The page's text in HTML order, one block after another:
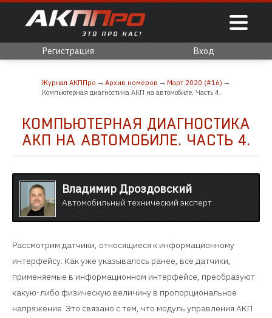
Регистрация Вход
Журнал АКППро Архив номеров
Март 2020 (#16)
Компьютерная диагностика АКП на автомобиле. Часть 4.
КОМПЬЮТЕРНАЯ ДИАГНОСТИКА
АКП НА АВТОМОБИЛЕ. ЧАСТЬ 4.
Владимир Дроздовский
Автомобильный технический эксперт
Рассмотрим датчики, относящиеся к информационному
интерфейсу. Как уже указывалось ранее, все датчики,
применяемые в информационном интерфейсе, преобразуют
какую-либо физическую величину в пропорциональное
напряжение. Это связано с тем, что модуль управления АКП